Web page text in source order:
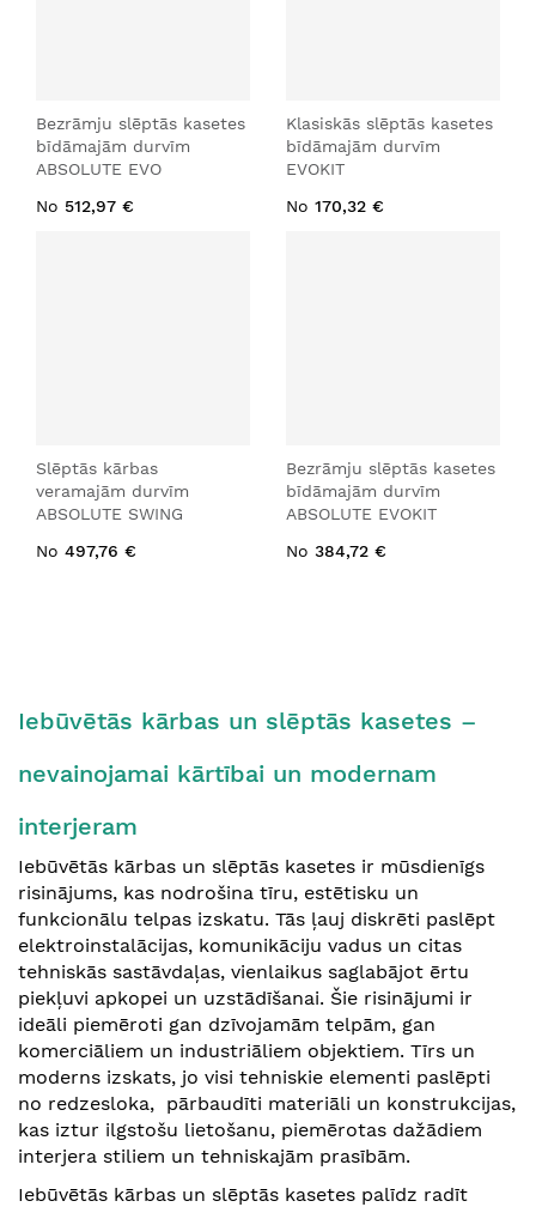
Bezrāmju slēptās kasetes
bīdāmajām durvīm
ABSOLUTE EVO
No 512,97 €
Klasiskās slēptās kasetes
bīdāmajām durvīm
EVOKIT
No 170,32 €
Slēptās kārbas
veramajām durvīm
ABSOLUTE SWING
No 497,76 €
Bezrāmju slēptās kasetes
bīdāmajām durvīm
ABSOLUTE EVOKIT
No 384,72 €
Iebūvētās kārbas un slēptās kasetes –
nevainojamai kārtībai un modernam
interjeram
Iebūvētās kārbas un slēptās kasetes ir mūsdienīgs
risinājums, kas nodrošina tīru, estētisku un
funkcionālu telpas izskatu. Tās ļauj diskrēti paslēpt
elektroinstalācijas, komunikāciju vadus un citas
tehniskās sastāvdaļas, vienlaikus saglabājot ērtu
piekļuvi apkopei un uzstādīšanai. Šie risinājumi ir
ideāli piemēroti gan dzīvojamām telpām, gan
komerciāliem un industriāliem objektiem. Tīrs un
moderns izskats, jo visi tehniskie elementi paslēpti
no redzesloka, pārbaudīti materiāli un konstrukcijas,
kas iztur ilgstošu lietošanu, piemērotas dažādiem
interjera stiliem un tehniskajām prasībām.
Iebūvētās kārbas un slēptās kasetes palīdz radīt